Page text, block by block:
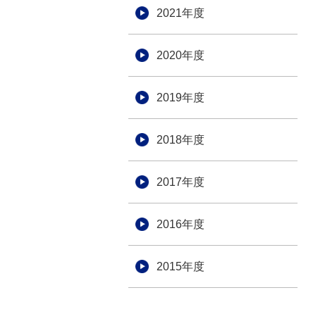
2021年度
2020年度
2019年度
2018年度
2017年度
2016年度
2015年度